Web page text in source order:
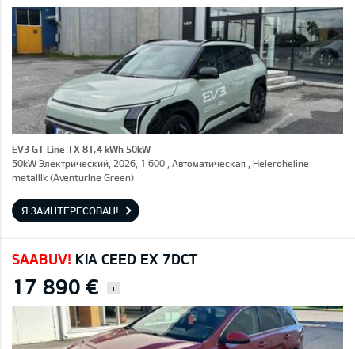
EV3 GT Line TX 81,4 kWh 50kW
50kW Электрический, 2026, 1 600 , Автоматическая , Heleroheline
metallik (Aventurine Green)
Я ЗАИНТЕРЕСОВАН!
SAABUV! KIA CEED EX 7DCT
17 890 € i